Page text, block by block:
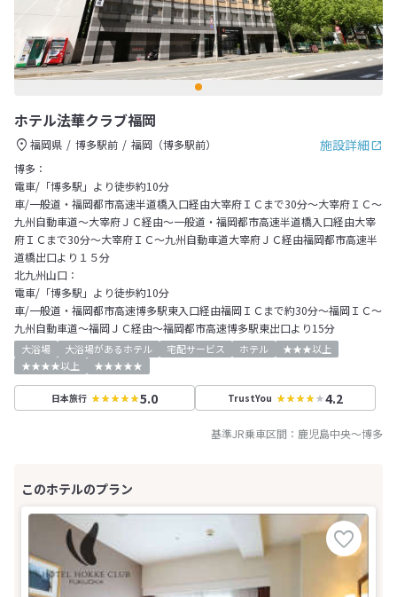
ホテル法華クラブ福岡
施設詳細
福岡県 博多駅前
福岡（博多駅前）
博多：
電車/「博多駅」より徒歩約10分
車/一般道・福岡都市高速半道橋入口経由大宰府ＩＣまで30分～大宰府ＩＣ～
九州自動車道～大宰府ＪＣ経由～一般道・福岡都市高速半道橋入口経由大宰
府ＩＣまで30分～大宰府ＩＣ～九州自動車道大宰府ＪＣ経由福岡都市高速半
道橋出口より１５分
北九州山口：
電車/「博多駅」より徒歩約10分
車/一般道・福岡都市高速博多駅東入口経由福岡ＩＣまで約30分～福岡ＩＣ～
九州自動車道～福岡ＪＣ経由～福岡都市高速博多駅東出口より15分
大浴場 大浴場があるホテル 宅配サービス ホテル
★★★以上
★★★★以上
★★★★★
日本旅行 5.0 TrustYou 4.2
基準JR乗車区間： 鹿児島中央～博多